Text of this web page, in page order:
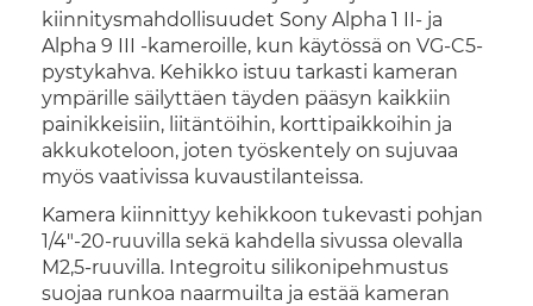
kiinnitysmahdollisuudet Sony Alpha 1 II- ja
Alpha 9 III -kameroille, kun käytössä on VG-C5-
pystykahva. Kehikko istuu tarkasti kameran
ympärille säilyttäen täyden pääsyn kaikkiin
painikkeisiin, liitäntöihin, korttipaikkoihin ja
akkukoteloon, joten työskentely on sujuvaa
myös vaativissa kuvaustilanteissa.
Kamera kiinnittyy kehikkoon tukevasti pohjan
1/4"-20-ruuvilla sekä kahdella sivussa olevalla
M2,5-ruuvilla. Integroitu silikonipehmustus
suojaa runkoa naarmuilta ja estää kameran